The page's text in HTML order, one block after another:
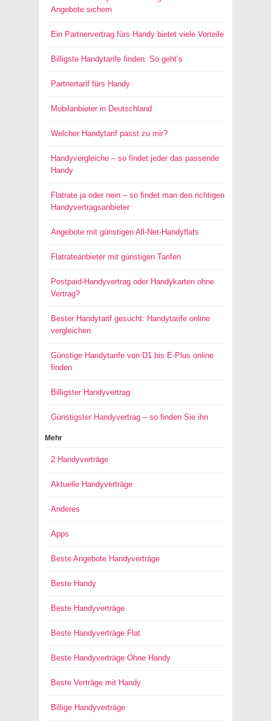
Angebote sichern
Ein Partnervertrag fürs Handy bietet viele Vorteile
Billigste Handytarife finden: So geht’s
Partnertarif fürs Handy
Mobilanbieter in Deutschland
Welcher Handytarif passt zu mir?
Handyvergleiche – so findet jeder das passende
Handy
Flatrate ja oder nein – so findet man den richtigen
Handyvertragsanbieter
Angebote mit günstigen All-Net-Handyflats
Flatrateanbieter mit günstigen Tarifen
Postpaid-Handyvertrag oder Handykarten ohne
Vertrag?
Bester Handytarif gesucht: Handytarife online
vergleichen
Günstige Handytarife von D1 bis E-Plus online
finden
Billigster Handyvertrag
Günstigster Handyvertrag – so finden Sie ihn
Mehr
2 Handyverträge
Aktuelle Handyverträge
Anderes
Apps
Beste Angebote Handyverträge
Beste Handy
Beste Handyverträge
Beste Handyverträge Flat
Beste Handyverträge Ohne Handy
Beste Verträge mit Handy
Billige Handyverträge